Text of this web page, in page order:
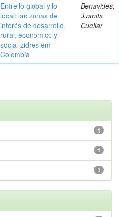
Entre lo global y lo
local: las zonas de
interés de desarrollo
rural, económico y
social-zidres em
Colombia
Benavides,
Juanita
Cuellar
1
1
1